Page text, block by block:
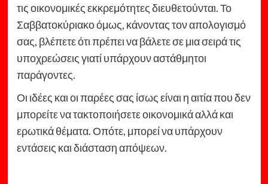
τις οικονομικές εκκρεμότητες διευθετούνται. Το
Σαββατοκύριακο όμως, κάνοντας τον απολογισμό
σας, βλέπετε ότι πρέπει να βάλετε σε μια σειρά τις
υποχρεώσεις γιατί υπάρχουν αστάθμητοι
παράγοντες.
Οι ιδέες και οι παρέες σας ίσως είναι η αιτία που δεν
μπορείτε να τακτοποιήσετε οικονομικά αλλά και
ερωτικά θέματα. Οπότε, μπορεί να υπάρχουν
εντάσεις και διάσταση απόψεων.